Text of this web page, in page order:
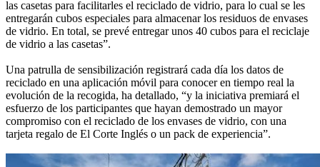
las casetas para facilitarles el reciclado de vidrio, para lo cual se les
entregarán cubos especiales para almacenar los residuos de envases
de vidrio. En total, se prevé entregar unos 40 cubos para el reciclaje
de vidrio a las casetas”.
Una patrulla de sensibilización registrará cada día los datos de
reciclado en una aplicación móvil para conocer en tiempo real la
evolución de la recogida, ha detallado, “y la iniciativa premiará el
esfuerzo de los participantes que hayan demostrado un mayor
compromiso con el reciclado de los envases de vidrio, con una
tarjeta regalo de El Corte Inglés o un pack de experiencia”.